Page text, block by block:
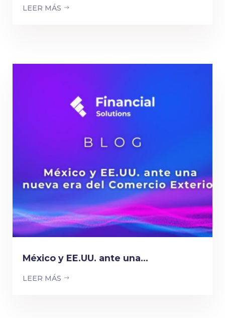
LEER MÁS
México y EE.UU. ante una...
LEER MÁS